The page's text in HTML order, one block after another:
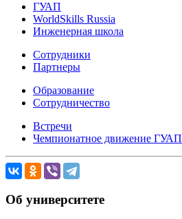
ГУАП
WorldSkills Russia
Инженерная школа
Сотрудники
Партнеры
Образование
Сотрудничество
Встречи
Чемпионатное движение ГУАП
Об университете